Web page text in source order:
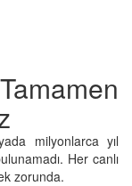
milyonlarca yıl
Her canlı
zorunda.